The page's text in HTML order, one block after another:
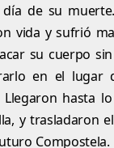
de su
vida y sufrió
su cuerpo
en el lugar
hasta
y trasladaron
Compostela.